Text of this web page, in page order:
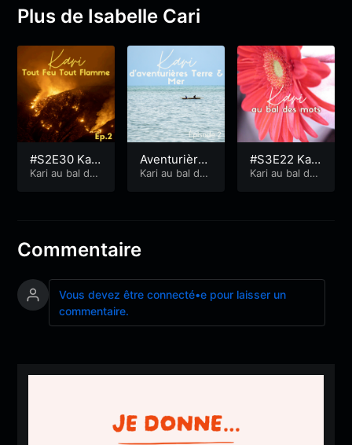
Plus de Isabelle Cari
#S2E30 Kari
Tout Feu To
Kari au bal des
Aventurières
Terre et Mer
Kari au bal des
#S3E22 Kari
de Récits de
Kari au bal des
Commentaire
Vous devez être connecté•e pour laisser un
commentaire.